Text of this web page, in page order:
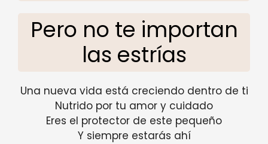
Pero no te importan
las estrías
Una nueva vida está creciendo dentro de ti
Nutrido por tu amor y cuidado
Eres el protector de este pequeño
Y siempre estarás ahí